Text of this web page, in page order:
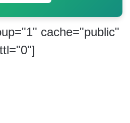
cache="public"
ttl="0"]